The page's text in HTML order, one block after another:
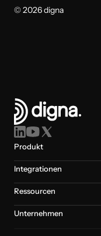
© 2026 digna
Produkt
Integrationen
Ressourcen
Unternehmen